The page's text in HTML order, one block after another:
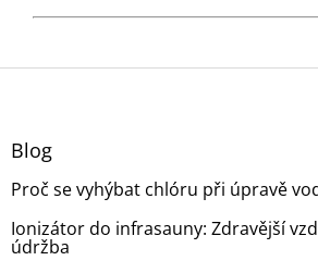
Z
Blog
Proč se vyhýbat chlóru při úpravě
Ionizátor do infrasauny: Zdravější
údržba